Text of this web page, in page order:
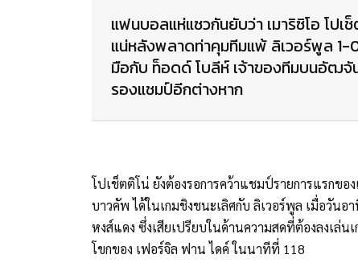
แฟนบอลแห่แซวกันยับว่า เมาริซิโอ โป
แน่หลังพลาดท่าคุมทีมแพ้ ลิเวอร์พูล 1-
มือกับ ท็อดด์ โบลีห์ เจ้าของทีมบนอัฒจั
รองแชมป์อีกต่างหาก
โปเช็ตติโน่ ยังต้องรอการคว้าแชมป์รายการแรกข
บาวคัพ ได้ในเกมชิงชนะเลิศกับ ลิเวอร์พูล เมื่อวันอ
หงส์แดง ซึ่งเสียเปรียบในด้านความสดที่ต้องลงเล่
โขกของ เฟอร์จิล ฟาน ไดค์ ในนาทีที่ 118